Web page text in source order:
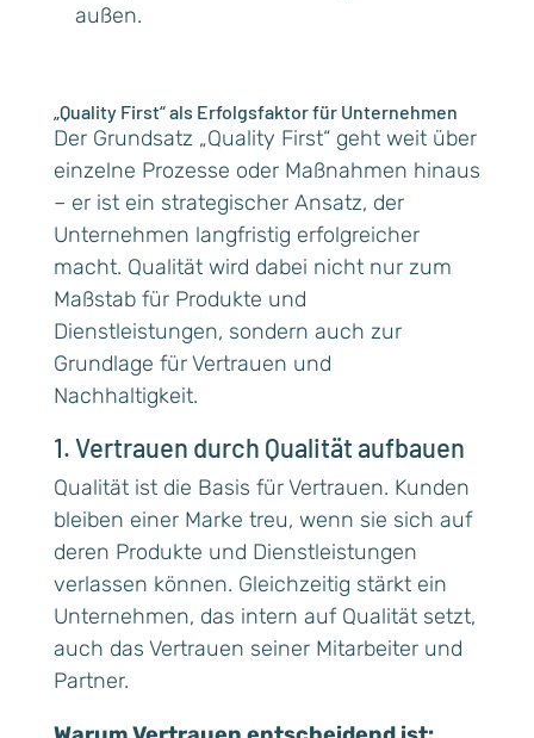
außen.
„Quality First“ als Erfolgsfaktor für Unternehmen
Der Grundsatz „Quality First“ geht weit über
einzelne Prozesse oder Maßnahmen hinaus
– er ist ein strategischer Ansatz, der
Unternehmen langfristig erfolgreicher
macht. Qualität wird dabei nicht nur zum
Maßstab für Produkte und
Dienstleistungen, sondern auch zur
Grundlage für Vertrauen und
Nachhaltigkeit.
1. Vertrauen durch Qualität aufbauen
Qualität ist die Basis für Vertrauen. Kunden
bleiben einer Marke treu, wenn sie sich auf
deren Produkte und Dienstleistungen
verlassen können. Gleichzeitig stärkt ein
Unternehmen, das intern auf Qualität setzt,
auch das Vertrauen seiner Mitarbeiter und
Partner.